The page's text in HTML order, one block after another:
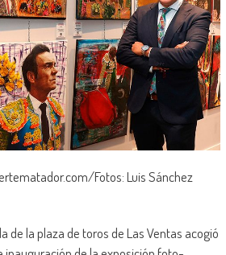
Fotos: Luis Sánchez
de la plaza de toros de Las Ventas acogió